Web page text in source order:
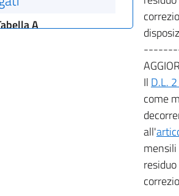
A
Il D.L.
come
all'